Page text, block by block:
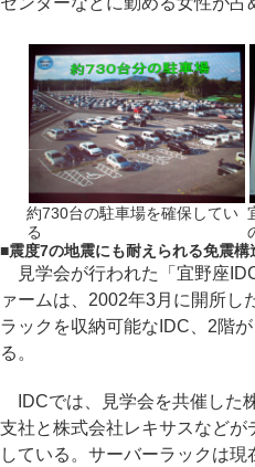
約730台の駐車場を確保してい
る
■震度7の地震にも耐えられる免震構
見学会が行われた「宜野座
ァームは、2002年3月に開所し
ラックを収納可能なIDC、2階
る。
IDCでは、見学会を共催した
支社と株式会社レキサスなど
している。サーバーラックは